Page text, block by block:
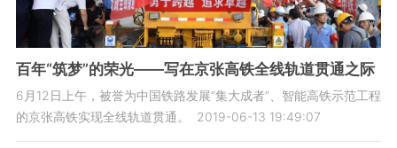
百年“筑梦”的荣光——写在京张高铁全线轨道贯通之际
6月12日上午，被誉为中国铁路发展“集大成者”、智能高铁示范工程
的京张高铁实现全线轨道贯通。
2019-06-13 19:49:07